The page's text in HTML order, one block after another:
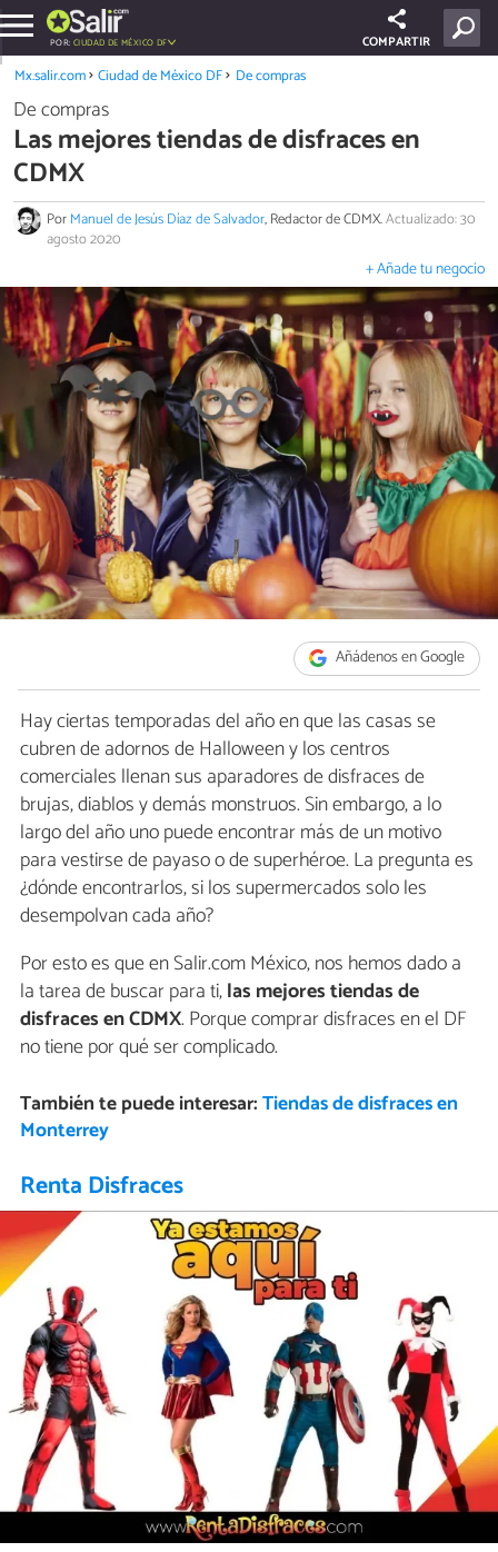
POR: CIUDAD DE MÉXICO DF COMPARTIR
Mx.salir.com Ciudad de México DF De compras
De compras
Las mejores tiendas de disfraces en
CDMX
PorManuel de Jesús Díaz de Salvador, Redactor de CDMX.Actualizado: 30
agosto 2020
+ Añade tu negocio
Añádenos en Google
Hay ciertas temporadas del año en que las casas se
cubren de adornos de Halloween y los centros
comerciales llenan sus aparadores de disfraces de
brujas, diablos y demás monstruos. Sin embargo, a lo
largo del año uno puede encontrar más de un motivo
para vestirse de payaso o de superhéroe. La pregunta es
¿dónde encontrarlos, si los supermercados solo les
desempolvan cada año?
Por esto es que en Salir.com México, nos hemos dado a
la tarea de buscar para ti,las mejores tiendas de
disfraces en CDMX. Porque comprar disfraces en el DF
no tiene por qué ser complicado.
También te puede interesar:Tiendas de disfraces en
Monterrey
Renta Disfraces